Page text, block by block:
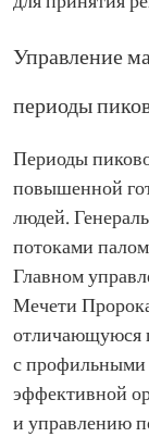
Управление
периоды
Периоды
повышенной
людей.
потоками
Главном
Мечети
отличающуюся
с профильными
эффективной
и управлению